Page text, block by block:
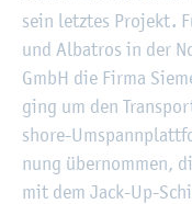
sein letz­tes Pro­jekt.
und Al­ba­tros in der
GmbH die Firma
ging um den
shore-
nung über­nom­men,
mit dem Jack-Up-